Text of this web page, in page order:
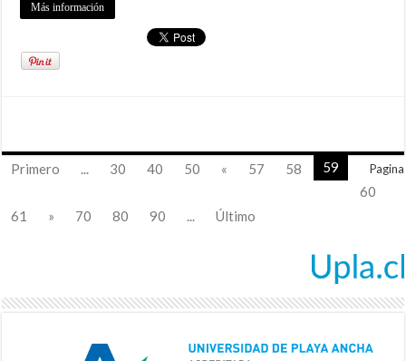
Más información
Pagina
Primero ... 30 40 50 « 57 58
59
60
61
» 70 80 90 ... Último